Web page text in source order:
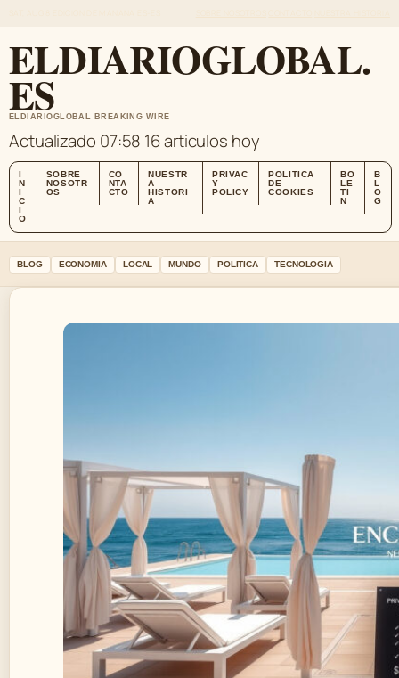
ELDIARIOGLOBAL.
ES
ELDIARIOGLOBAL BREAKING WIRE
Actualizado 07:58 16 articulos hoy
I
N
I
C
I
O
SOBRE
NOSOTR
OS
CO
NTA
CTO
NUESTR
A
HISTORI
A
PRIVAC
Y
POLICY
POLITICA
DE
COOKIES
BO
LE
TI
N
B
L
O
G
BLOG ECONOMIA LOCAL MUNDO POLITICA TECNOLOGIA